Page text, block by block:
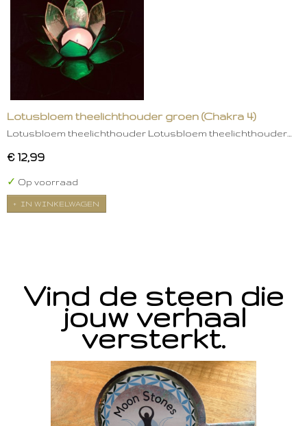
Lotusbloem theelichthouder groen (Chakra 4)
Lotusbloem theelichthouder Lotusbloem theelichthouder…
€ 12,99
✓ Op voorraad
IN WINKELWAGEN
Vind de steen die
jouw verhaal
versterkt.